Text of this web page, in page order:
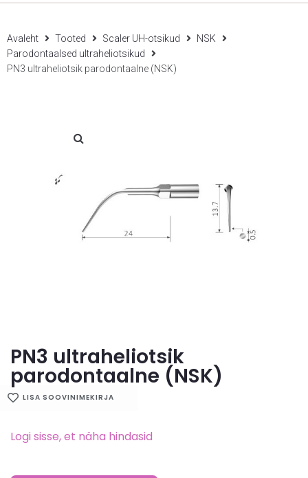
Avaleht Tooted Scaler UH-otsikud
NSK
Parodontaalsed ultraheliotsikud
PN3 ultraheliotsik parodontaalne (NSK)
PN3 ultraheliotsik
parodontaalne (NSK)
LISA SOOVINIMEKIRJA
Logi sisse, et näha hindasid